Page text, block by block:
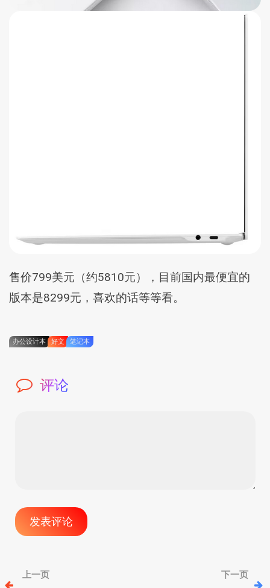
售价799美元（约5810元），目前国内最便宜的
版本是8299元，喜欢的话等等看。
办公设计本 好文 笔记本
评论
文上一页
下一页